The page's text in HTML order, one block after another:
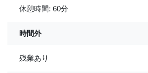
休憩時間: 60分
時間外
残業あり